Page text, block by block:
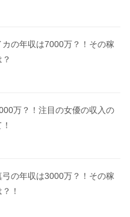
の年収は7000万？！その稼
万？！注目の女優の収入の
の年収は3000万？！その稼
！